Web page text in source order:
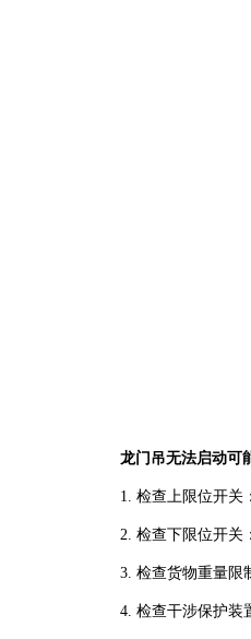
龙门吊无法启动可
1. 检查上限位开关
2. 检查下限位开关
3. 检查货物重量限
4. 检查干涉保护装